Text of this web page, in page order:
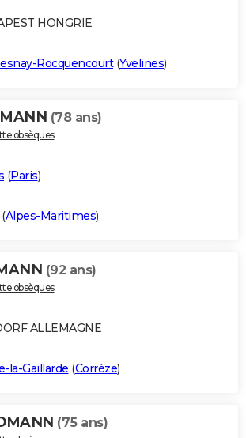
HONGRIE
Rocquencourt(Yvelines)
(78 ans)
obsèques
(Paris)
(Alpes-Maritimes)
(92 ans)
obsèques
ALLEMAGNE
la-Gaillarde (Corrèze)
(75 ans)